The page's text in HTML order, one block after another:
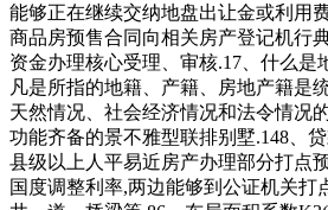
能够正在继续交纳地盘出让金或利用
商品房预售合同向相关房产登记机行
资金办理核心受理、审核.17、什么是
凡是所指的地籍、产籍、房地产籍是
天然情况、社会经济情况和法令情况
功能齐备的景不雅型联排别墅.148、
县级以上人平易近房产办理部分打点
国度调整利率,两边能够到公证机关打